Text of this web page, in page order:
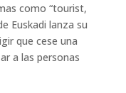
como “tourist,
Euskadi lanza su
que cese una
a las personas